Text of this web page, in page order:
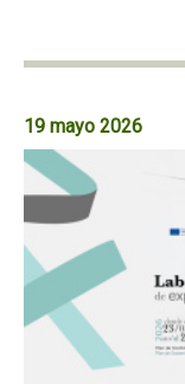
19 mayo 2026